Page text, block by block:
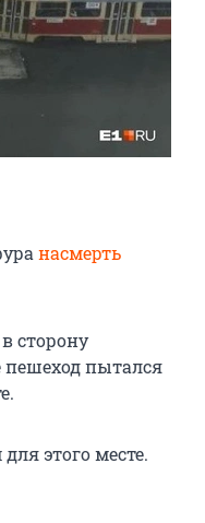
насмерть
сторону
пешеход пытался
этого месте.